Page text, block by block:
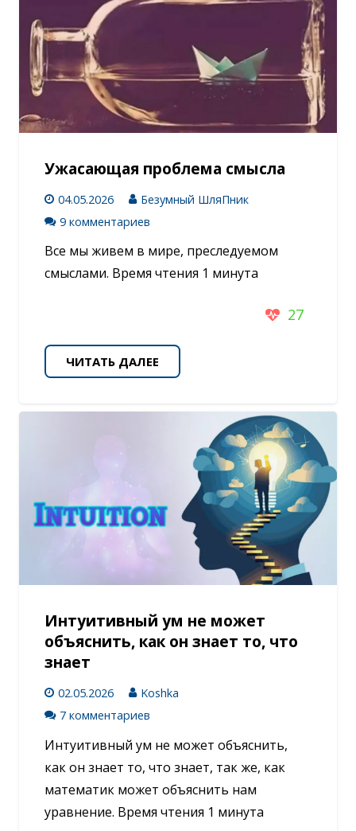
Ужасающая проблема смысла
04.05.2026
Безумный ШляПник
9 комментариев
Все мы живем в мире, преследуемом
смыслами. Время чтения 1 минута
27
ЧИТАТЬ ДАЛЕЕ
Интуитивный ум не может
объяснить, как он знает то, что
знает
02.05.2026
Koshka
7 комментариев
Интуитивный ум не может объяснить,
как он знает то, что знает, так же, как
математик может объяснить нам
уравнение. Время чтения 1 минута